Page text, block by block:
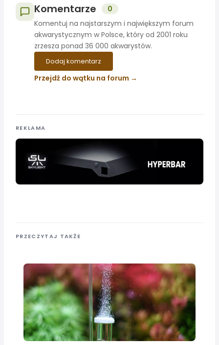
Komentarze
0
Komentuj na najstarszym i największym forum
akwarystycznym w Polsce, który od 2001 roku
zrzesza ponad 36 000 akwarystów.
Dodaj komentarz
Przejdź do wątku na forum
REKLAMA
PRZECZYTAJ TAKŻE